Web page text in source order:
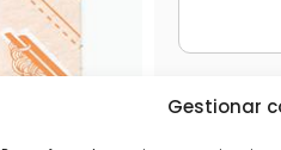
Gestionar
L
O
He